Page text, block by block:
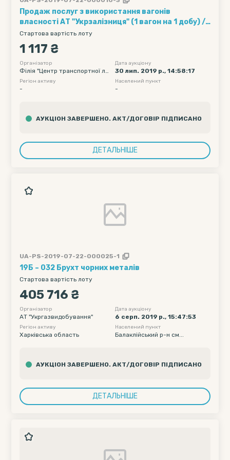
Продаж послуг з використання вагонів
власності АТ "Укрзалізниця" (1 вагон на 1 добу) ///
Кількість вагонів - 5, Рухомий склад - 95, Полігон
навантаження - Без обмеження, Дата подачі
вагону початкова - 2019-08-12 00:00, Дата
подачі вагону кінцева - 2019-08-12 23:59
Стартова вартість лоту
1 117 ₴
Організатор
Філія "Центр транспортної ло
гістики" АТ "Укрзалізниця"
Дата аукціону
30 лип. 2019 р., 14:58:17
Регіон активу
-
Населений пункт
-
АУКЦІОН ЗАВЕРШЕНО. АКТ/ДОГОВІР ПІДПИСАНО
ДЕТАЛЬНІШЕ
UA-PS-2019-07-22-000025-1
19Б – 032 Брухт чорних металів
Стартова вартість лоту
405 716 ₴
Організатор
АТ "Укргазвидобування"
Дата аукціону
6 серп. 2019 р., 15:47:53
Регіон активу
Харківська область
Населений пункт
Балаклійський р-н см...
АУКЦІОН ЗАВЕРШЕНО. АКТ/ДОГОВІР ПІДПИСАНО
ДЕТАЛЬНІШЕ